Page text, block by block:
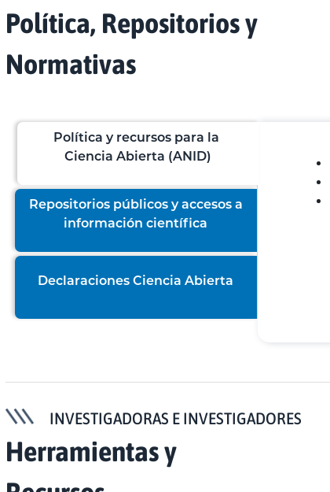
Política, Repositorios y
Normativas
Política y recursos para la
Ciencia Abierta (ANID)
Repositorios públicos y accesos a
información científica
Declaraciones Ciencia Abierta
INVESTIGADORAS E INVESTIGADORES
Herramientas y